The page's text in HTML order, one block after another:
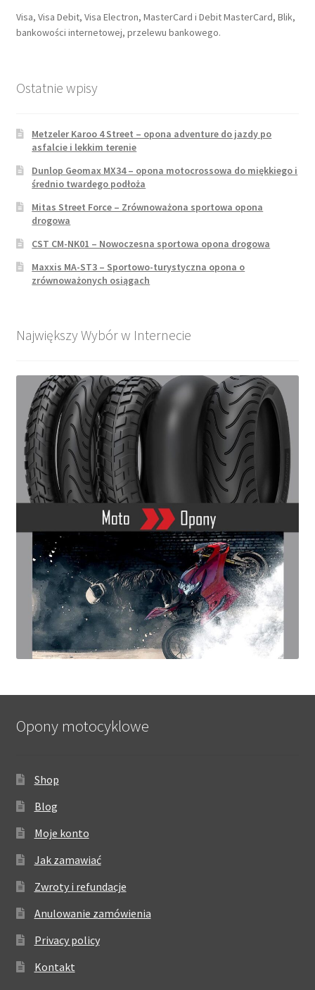
Visa, Visa Debit, Visa Electron, MasterCard i Debit MasterCard, Blik,
bankowości internetowej, przelewu bankowego.
Ostatnie wpisy
Metzeler Karoo 4 Street – opona adventure do jazdy po
asfalcie i lekkim terenie
Dunlop Geomax MX34 – opona motocrossowa do miękkiego i
średnio twardego podłoża
Mitas Street Force – Zrównoważona sportowa opona
drogowa
CST CM-NK01 – Nowoczesna sportowa opona drogowa
Maxxis MA-ST3 – Sportowo-turystyczna opona o
zrównoważonych osiągach
Największy Wybór w Internecie
Opony motocyklowe
Shop
Blog
Moje konto
Jak zamawiać
Zwroty i refundacje
Anulowanie zamówienia
Privacy policy
Kontakt